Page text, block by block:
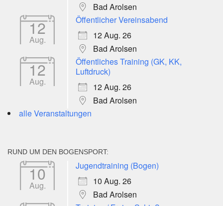
Bad Arolsen
12
Aug.
Öffentlicher Vereinsabend
12 Aug. 26
Bad Arolsen
12
Aug.
Öffentliches Training (GK, KK,
Luftdruck)
12 Aug. 26
Bad Arolsen
alle Veranstaltungen
RUND UM DEN BOGENSPORT:
10
Aug.
Jugendtraining (Bogen)
10 Aug. 26
Bad Arolsen